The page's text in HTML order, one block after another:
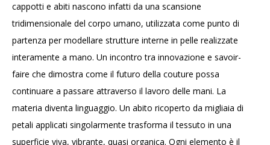
cappotti e abiti nascono infatti da una scansione
tridimensionale del corpo umano, utilizzata come punto di
partenza per modellare strutture interne in pelle realizzate
interamente a mano. Un incontro tra innovazione e savoir-
faire che dimostra come il futuro della couture possa
continuare a passare attraverso il lavoro delle mani. La
materia diventa linguaggio. Un abito ricoperto da migliaia di
petali applicati singolarmente trasforma il tessuto in una
superficie viva, vibrante, quasi organica. Ogni elemento è il